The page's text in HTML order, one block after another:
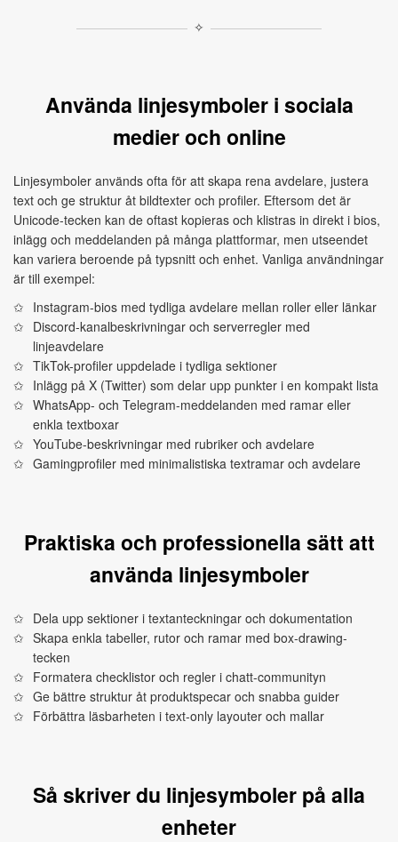
✧
Använda linjesymboler i sociala
medier och online
Linjesymboler används ofta för att skapa rena avdelare, justera
text och ge struktur åt bildtexter och profiler. Eftersom det är
Unicode-tecken kan de oftast kopieras och klistras in direkt i bios,
inlägg och meddelanden på många plattformar, men utseendet
kan variera beroende på typsnitt och enhet. Vanliga användningar
är till exempel:
Instagram-bios med tydliga avdelare mellan roller eller länkar
Discord-kanalbeskrivningar och serverregler med
linjeavdelare
TikTok-profiler uppdelade i tydliga sektioner
Inlägg på X (Twitter) som delar upp punkter i en kompakt lista
WhatsApp- och Telegram-meddelanden med ramar eller
enkla textboxar
YouTube-beskrivningar med rubriker och avdelare
Gamingprofiler med minimalistiska textramar och avdelare
Praktiska och professionella sätt att
använda linjesymboler
Dela upp sektioner i textanteckningar och dokumentation
Skapa enkla tabeller, rutor och ramar med box-drawing-
tecken
Formatera checklistor och regler i chatt-communityn
Ge bättre struktur åt produktspecar och snabba guider
Förbättra läsbarheten i text-only layouter och mallar
Så skriver du linjesymboler på alla
enheter